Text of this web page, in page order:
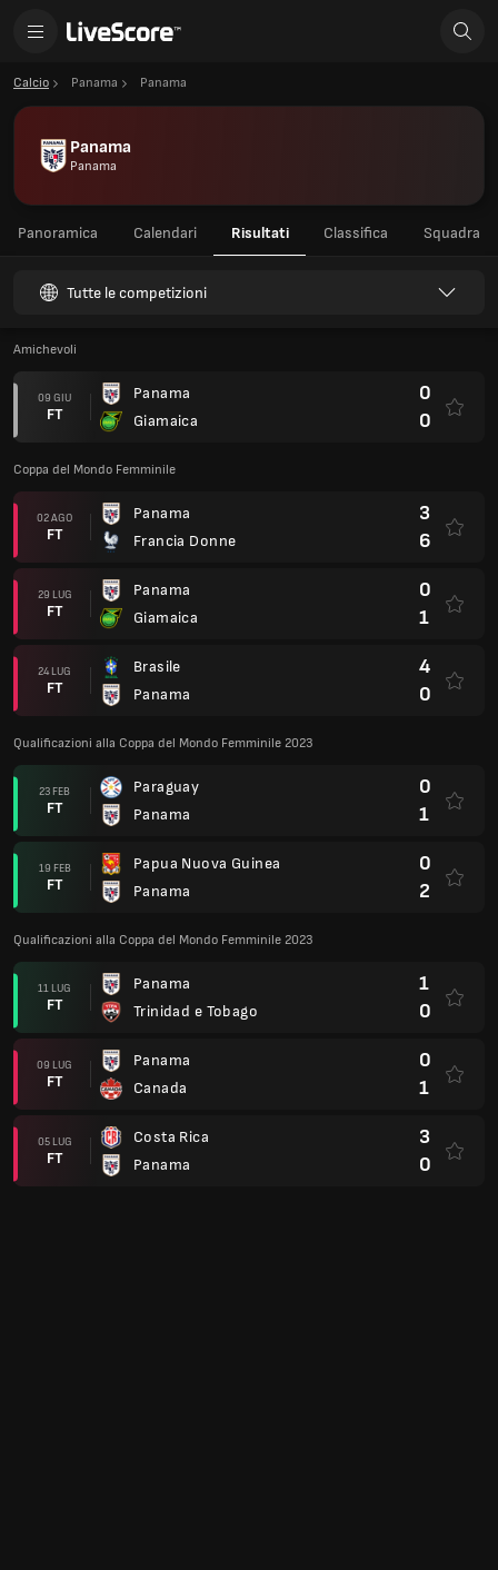
Calcio Panama Panama
Panama
Panama
Panoramica Calendari Risultati Classifica Squadra
Tutte le competizioni
Amichevoli
09 GIU
FT
Panama
Giamaica
0
0
Coppa del Mondo Femminile
02 AGO
FT
Panama
Francia Donne
3
6
29 LUG
FT
Panama
Giamaica
0
1
24 LUG
FT
Brasile
Panama
4
0
Qualificazioni alla Coppa del Mondo Femminile 2023
23 FEB
FT
Paraguay
Panama
0
1
19 FEB
FT
Papua Nuova Guinea
Panama
0
2
Qualificazioni alla Coppa del Mondo Femminile 2023
11 LUG
FT
Panama
Trinidad e Tobago
1
0
09 LUG
FT
Panama
Canada
0
1
05 LUG
FT
Costa Rica
Panama
3
0